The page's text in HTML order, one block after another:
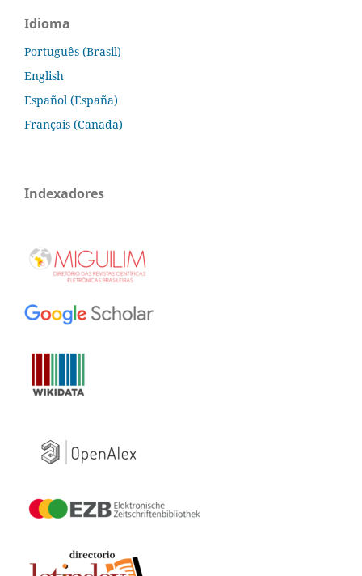
Idioma
Português (Brasil)
English
Español (España)
Français (Canada)
Indexadores